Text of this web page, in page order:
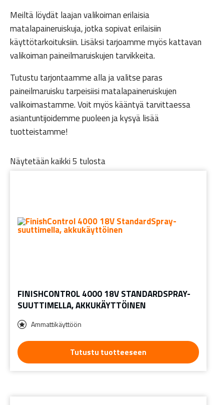
Meiltä löydät laajan valikoiman erilaisia
matalapaineruiskuja, jotka sopivat erilaisiin
käyttötarkoituksiin. Lisäksi tarjoamme myös kattavan
valikoiman paineilmaruiskujen tarvikkeita.
Tutustu tarjontaamme alla ja valitse paras
paineilmaruisku tarpeisiisi matalapaineruiskujen
valikoimastamme. Voit myös kääntyä tarvittaessa
asiantuntijoidemme puoleen ja kysyä lisää
tuotteistamme!
Näytetään kaikki 5 tulosta
FINISHCONTROL 4000 18V STANDARDSPRAY-
SUUTTIMELLA, AKKUKÄYTTÖINEN
Ammattikäyttöön
Tutustu tuotteeseen